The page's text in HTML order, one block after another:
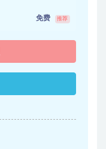
免费 推荐